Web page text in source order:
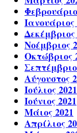
Ιανουάριος
Δεκέμβριος
Νοέμβριος
Οκτώβριος
Αύγουστος
Ιούλιος 2021
Ιούνιος 2021
Μάιος 2021
Απρίλιος